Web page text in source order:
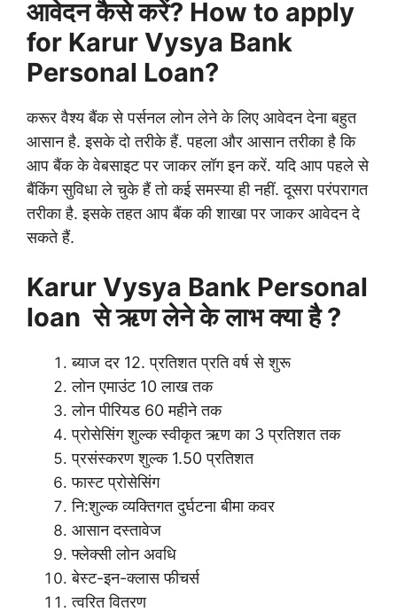
आवेदन कैसे करें? How to apply
for Karur Vysya Bank
Personal Loan?
करूर वैश्य बैंक से पर्सनल लोन लेने के लिए आवेदन देना बहुत
आसान है. इसके दो तरीके हैं. पहला और आसान तरीका है कि
आप बैंक के वेबसाइट पर जाकर लॉग इन करें. यदि आप पहले से
बैंकिंग सुविधा ले चुके हैं तो कई समस्या ही नहीं. दूसरा परंपरागत
तरीका है. इसके तहत आप बैंक की शाखा पर जाकर आवेदन दे
सकते हैं.
Karur Vysya Bank Personal
loan से ऋण लेने के लाभ क्या है ?
ब्याज दर 12. प्रतिशत प्रति वर्ष से शुरू
लोन एमाउंट 10 लाख तक
लोन पीरियड 60 महीने तक
प्रोसेसिंग शुल्क स्वीकृत ऋण का 3 प्रतिशत तक
प्रसंस्करण शुल्क 1.50 प्रतिशत
फास्ट प्रोसेसिंग
नि:शुल्क व्यक्तिगत दुर्घटना बीमा कवर
आसान दस्तावेज
फ्लेक्सी लोन अवधि
बेस्ट-इन-क्लास फीचर्स
त्वरित वितरण